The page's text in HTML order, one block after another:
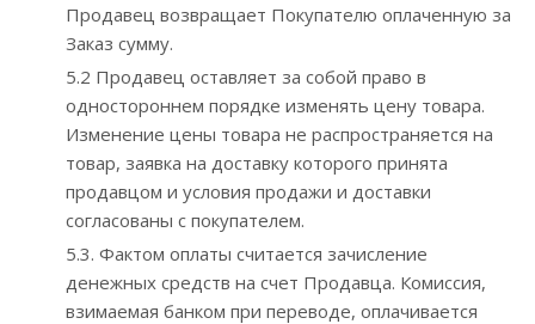
Продавец возвращает Покупателю оплаченную за
Заказ сумму.
5.2 Продавец оставляет за собой право в
одностороннем порядке изменять цену товара.
Изменение цены товара не распространяется на
товар, заявка на доставку которого принята
продавцом и условия продажи и доставки
согласованы с покупателем.
5.3. Фактом оплаты считается зачисление
денежных средств на счет Продавца. Комиссия,
взимаемая банком при переводе, оплачивается